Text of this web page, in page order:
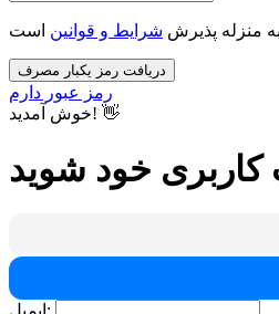
منزله پذیرش شرایط و قوانین
دریافت رمز یکبار مصرف
رمز عبور دارم
خوش آمدید! 👋
خود شوید